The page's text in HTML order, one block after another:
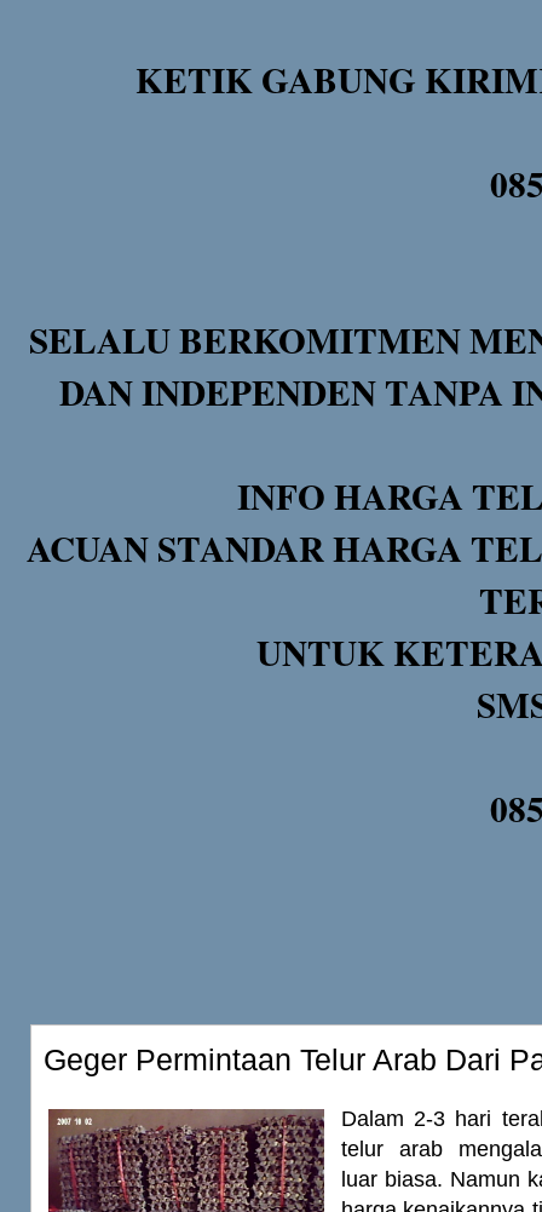
KETIK GABUNG
SELALU BERKOMITMEN
DAN INDEPENDEN TANPA
INFO HARGA
ACUAN STANDAR HARGA
UNTUK
Geger Permintaan Telur Arab Dari
Dalam 2-3 hari
telur arab
luar biasa. Namun